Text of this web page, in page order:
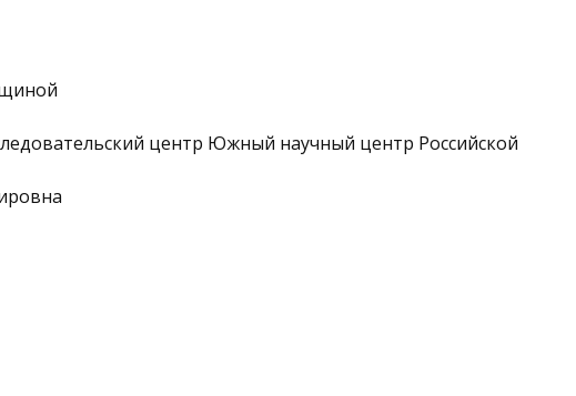
центр Южный научный центр Российской